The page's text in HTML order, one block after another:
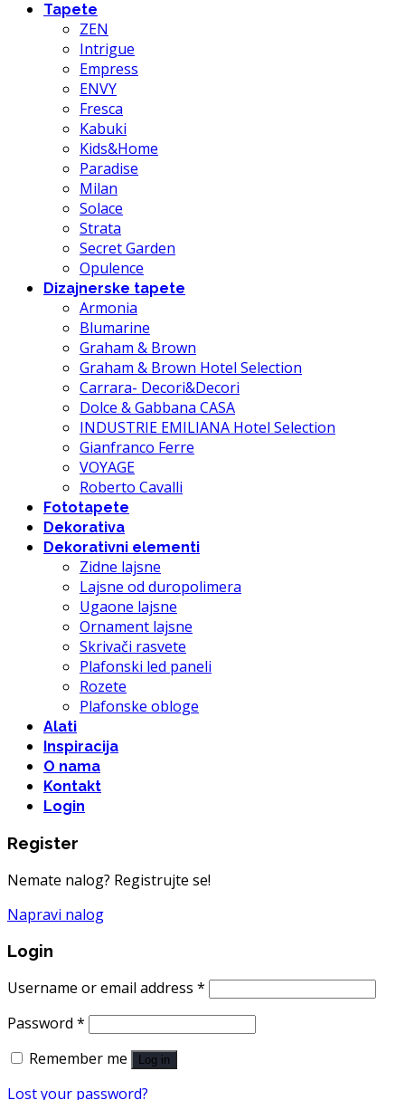
Tapete
ZEN
Intrigue
Empress
ENVY
Fresca
Kabuki
Kids&Home
Paradise
Milan
Solace
Strata
Secret Garden
Opulence
Dizajnerske tapete
Armonia
Blumarine
Graham & Brown
Graham & Brown Hotel Selection
Carrara- Decori&Decori
Dolce & Gabbana CASA
INDUSTRIE EMILIANA Hotel Selection
Gianfranco Ferre
VOYAGE
Roberto Cavalli
Fototapete
Dekorativa
Dekorativni elementi
Zidne lajsne
Lajsne od duropolimera
Ugaone lajsne
Ornament lajsne
Skrivači rasvete
Plafonski led paneli
Rozete
Plafonske obloge
Alati
Inspiracija
O nama
Kontakt
Login
Register
Nemate nalog? Registrujte se!
Napravi nalog
Login
Username or email address *
Password *
Remember me
Log in
Lost your password?